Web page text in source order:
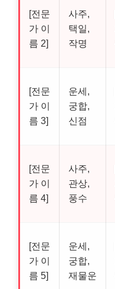
[전문
가 이
름 2]
사주,
택일,
작명
[전문
가 이
름 3]
운세,
궁합,
신점
[전문
가 이
름 4]
사주,
관상,
풍수
[전문
가 이
름 5]
운세,
궁합,
재물운